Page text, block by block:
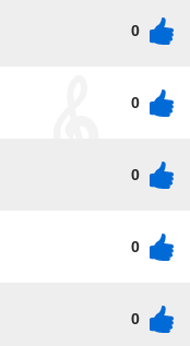
0
0
0
0
0